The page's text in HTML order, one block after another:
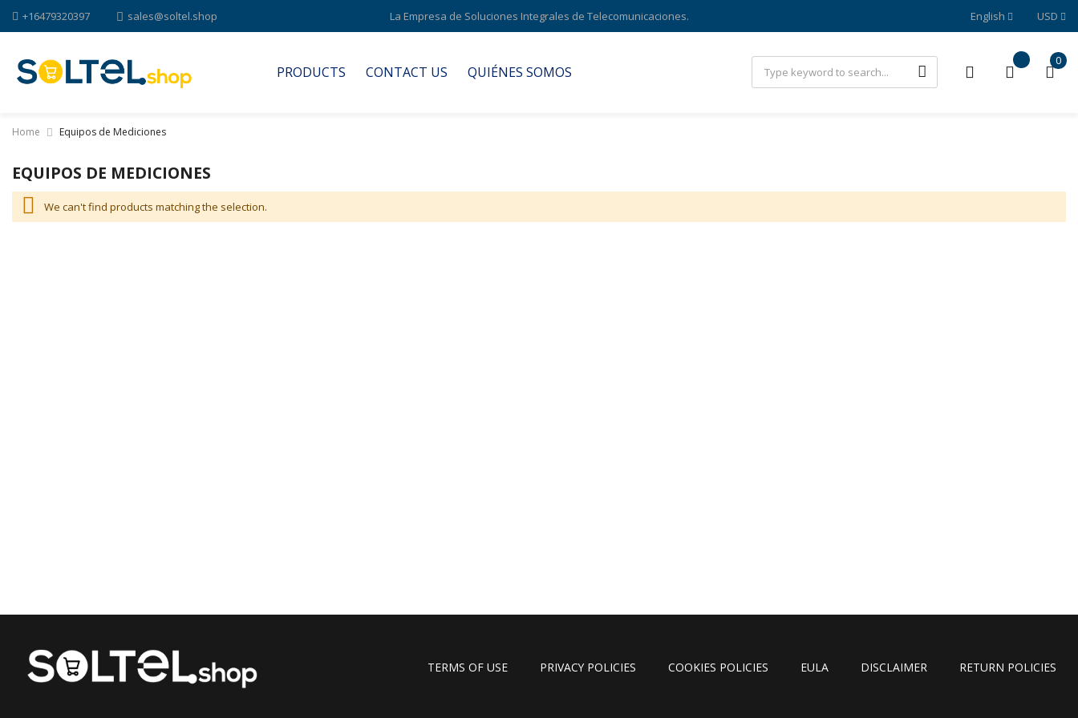
+16479320397 sales@soltel.shop La Empresa de Soluciones Integrales de Telecomunicaciones. English USD
PRODUCTS CONTACT US QUIÉNES SOMOS
Search
0
Home Equipos de Mediciones
EQUIPOS DE MEDICIONES
We can't find products matching the selection.
TERMS OF USE PRIVACY POLICIES COOKIES POLICIES EULA DISCLAIMER RETURN POLICIES